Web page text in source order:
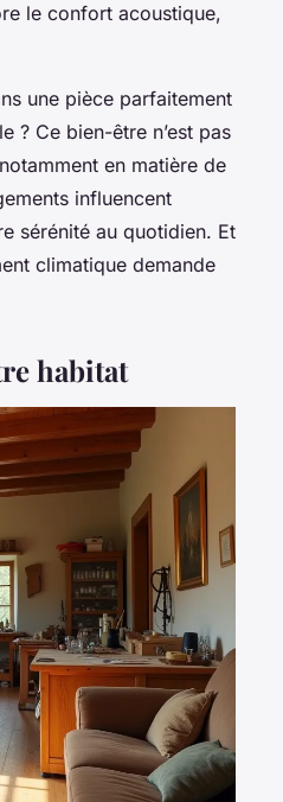
le confort acoustique,
une pièce parfaitement
? Ce bien-être n’est pas
en matière de
influencent
sérénité au quotidien. Et
climatique demande
habitat